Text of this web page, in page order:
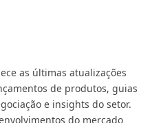
as últimas atualizações
de produtos, guias
e insights do setor.
do mercado